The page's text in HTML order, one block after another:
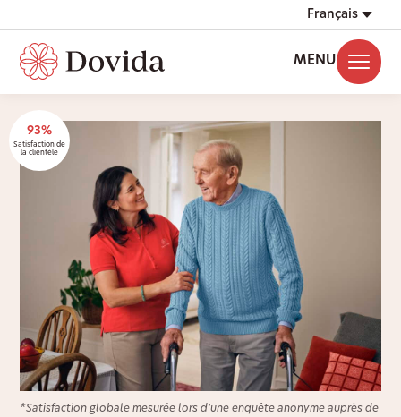
Français
MENU
93%
Satisfaction de
la clientèle
*Satisfaction globale mesurée lors d’une enquête anonyme auprès de